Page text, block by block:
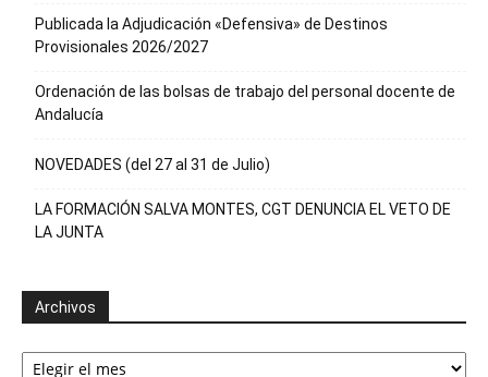
Publicada la Adjudicación «Defensiva» de Destinos
Provisionales 2026/2027
Ordenación de las bolsas de trabajo del personal docente de
Andalucía
NOVEDADES (del 27 al 31 de Julio)
LA FORMACIÓN SALVA MONTES, CGT DENUNCIA EL VETO DE
LA JUNTA
Archivos
Archivos